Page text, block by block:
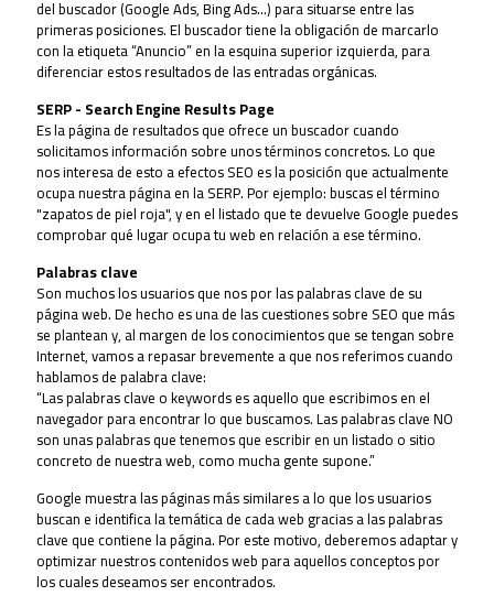
del buscador (Google Ads, Bing Ads...) para situarse entre las
primeras posiciones. El buscador tiene la obligación de marcarlo
con la etiqueta “Anuncio” en la esquina superior izquierda, para
diferenciar estos resultados de las entradas orgánicas.
SERP - Search Engine Results Page
Es la página de resultados que ofrece un buscador cuando
solicitamos información sobre unos términos concretos. Lo que
nos interesa de esto a efectos SEO es la posición que actualmente
ocupa nuestra página en la SERP. Por ejemplo: buscas el término
"zapatos de piel roja", y en el listado que te devuelve Google puedes
comprobar qué lugar ocupa tu web en relación a ese término.
Palabras clave
Son muchos los usuarios que nos por las palabras clave de su
página web. De hecho es una de las cuestiones sobre SEO que más
se plantean y, al margen de los conocimientos que se tengan sobre
Internet, vamos a repasar brevemente a que nos referimos cuando
hablamos de palabra clave:
“Las palabras clave o keywords es aquello que escribimos en el
navegador para encontrar lo que buscamos. Las palabras clave NO
son unas palabras que tenemos que escribir en un listado o sitio
concreto de nuestra web, como mucha gente supone.”
Google muestra las páginas más similares a lo que los usuarios
buscan e identifica la temática de cada web gracias a las palabras
clave que contiene la página. Por este motivo, deberemos adaptar y
optimizar nuestros contenidos web para aquellos conceptos por
los cuales deseamos ser encontrados.